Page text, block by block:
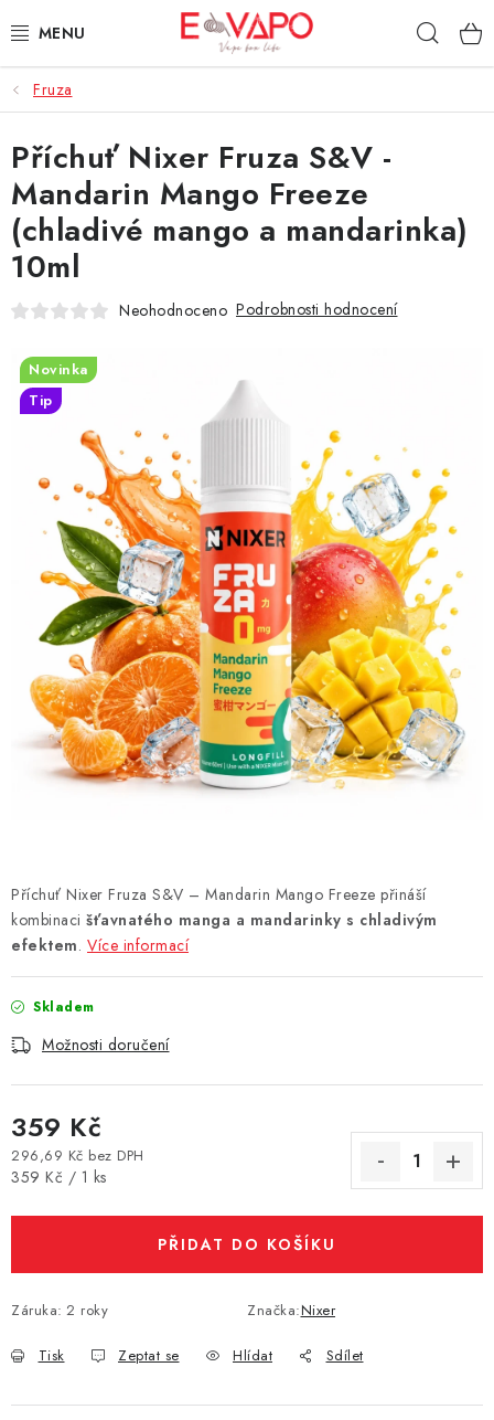
na
3D TISK
TIPY ZA DOBROU CENU
AROMATA A PŘÍCHUTĚ
BÁZE
E-LIQUIDY
E-CIGARETY
NIKOTINOVÉ SÁČKY
DÁRKOVÉ VOUCHERY
ATOMIZÉRY A CARTRIDGE
BATERIE A NABÍJEČKY
GRIPY & MODY
JEDNORÁZOVÉ A DOBÍJECÍ E-CIGARETY
PŘÍSLUŠENSTVÍ
ZNAČKY
Vše o nákupu
Kontakty
Prodejny
Fruza
Příchuť Nixer Fruza S&V – Mandarin Mango Freeze přináší
kombinaci šťavnatého manga a mandarinky s chladivým
efektem. Více informací
Skladem
Možnosti doručení
359 Kč
296,69 Kč bez DPH
Měrná cena:
359 Kč / 1 ks
PŘIDAT DO KOŠÍKU
Záruka: 2 roky Značka:Nixer
Tisk Zeptat se Hlídat Sdílet
Příchuť Nixer Fruza S&V -
Mandarin Mango Freeze
(chladivé mango a mandarinka)
10ml
Neohodnoceno Podrobnosti hodnocení
Novinka
Tip